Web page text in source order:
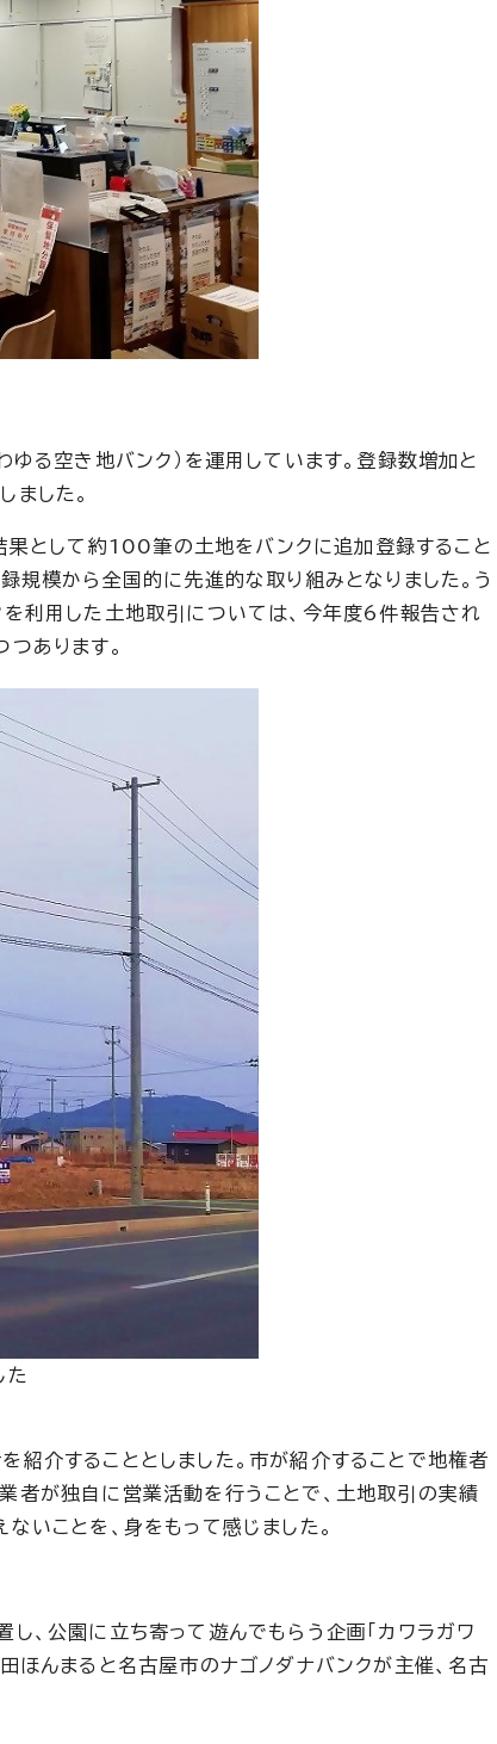
る空き地バンク）を運用しています。登録数増加と
ました。
として約100筆の土地をバンクに追加登録すること
模から全国的に先進的な取り組みとなりました。う
利用した土地取引については、今年度6件報告され
あります。
た
紹介することとしました。市が紹介することで地権者
者が独自に営業活動を行うことで、土地取引の実績
いことを、身をもって感じました。
、公園に立ち寄って遊んでもらう企画「カワラガワ
ほんまると名古屋市のナゴノダナバンクが主催、名古